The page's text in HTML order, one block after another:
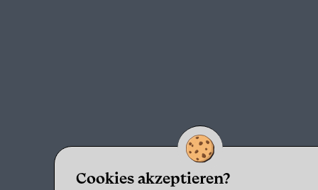
Cookies akzeptieren?